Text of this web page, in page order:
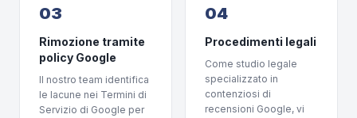
03
Rimozione tramite
policy Google
Il nostro team identifica
le lacune nei Termini di
Servizio di Google per
04
Procedimenti legali
Come studio legale
specializzato in
contenziosi di
recensioni Google, vi